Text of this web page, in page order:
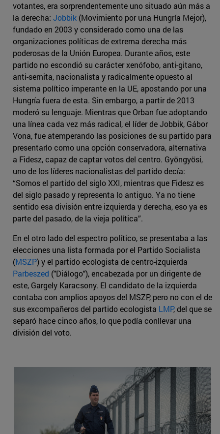
votantes, era sorprendentemente uno situado aún más a
la derecha: Jobbik (Movimiento por una Hungría Mejor),
fundado en 2003 y considerado como una de las
organizaciones políticas de extrema derecha más
poderosas de la Unión Europea. Durante años, este
partido no escondió su carácter xenófobo, anti-gitano,
anti-semita, nacionalista y radicalmente opuesto al
sistema político imperante en la UE, apostando por una
Hungría fuera de esta. Sin embargo, a partir de 2013
moderó su lenguaje. Mientras que Orban fue adoptando
una línea cada vez más radical, el líder de Jobbik, Gábor
Vona, fue atemperando las posiciones de su partido para
presentarlo como una opción conservadora, alternativa
a Fidesz, capaz de captar votos del centro. Gyöngyösi,
uno de los líderes nacionalistas del partido decía:
“Somos el partido del siglo XXI, mientras que Fidesz es
del siglo pasado y representa lo antiguo. Ya no tiene
sentido esa división entre izquierda y derecha, eso ya es
parte del pasado, de la vieja política”.
En el otro lado del espectro político, se presentaba a las
elecciones una lista formada por el Partido Socialista
(MSZP) y el partido ecologista de centro-izquierda
Parbeszed ("Diálogo"), encabezada por un dirigente de
este, Gargely Karacsony. El candidato de la izquierda
contaba con amplios apoyos del MSZP, pero no con el de
sus excompañeros del partido ecologista LMP, del que se
separó hace cinco años, lo que podía conllevar una
división del voto.